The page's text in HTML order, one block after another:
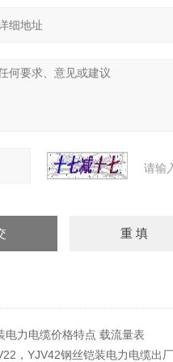
请输
电力电缆价格特点 载流量表
，YJV42钢丝铠装电力电缆出